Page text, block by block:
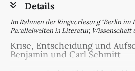
Details
Im Rahmen der Ringvorlesung "Berlin im
Parallelwelten in Literatur, Wissenschaft
Krise, Entscheidung und
Benjamin und Carl Schmitt